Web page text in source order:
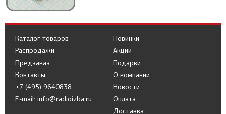
Каталог товаров
Распродажи
Предзаказ
Новинки
Акции
Подарки
Контакты
+7 (495) 9640838
E-mail: info@radioizba.ru
О компании
Новости
Оплата
Доставка